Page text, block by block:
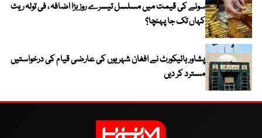
سونے کی قیمت میں مسلسل تیسرے روز بڑا اضافہ ، فی تولہ ریٹ
کہاں تک جا پہنچا؟
پشاور ہائیکورٹ نے افغان شہریوں کی عارضی قیام کی درخواستیں
مسترد کر دیں